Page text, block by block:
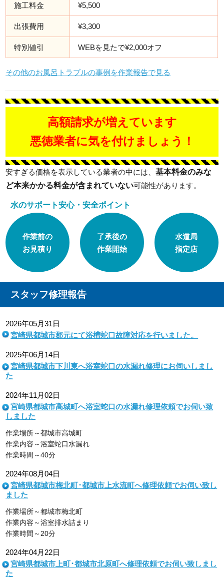
施工料金 ¥5,500
出張費用 ¥3,300
特別値引 WEBを見たで¥2,000オフ
その他のお風呂トラブルの事例を作業報告で見る
高額請求が増えています
悪徳業者に気を付けましょう！
安すぎる価格を表示している業者の中には、基本料金のみな
ど本来かかる料金が含まれていない可能性があります。
水のサポート安心・安全ポイント
作業前の
お見積り
了承後の
作業開始
水道局
指定店
スタッフ修理報告
2026年05月31日
宮崎県都城市郡元にて浴槽蛇口故障対応を行いました。
2025年06月14日
宮崎県都城市下川東へ浴室蛇口の水漏れ修理にお伺いしまし
た
2024年11月02日
宮崎県都城市高城町へ浴室蛇口の水漏れ修理依頼でお伺い致
しました
作業場所～都城市高城町
作業内容～浴室蛇口水漏れ
作業時間～40分
2024年08月04日
宮崎県都城市梅北町･都城市上水流町へ修理依頼でお伺い致し
ました
作業場所～都城市梅北町
作業内容～浴室排水詰まり
作業時間～20分
2024年04月22日
宮崎県都城市上町･都城市北原町へ修理依頼でお伺い致しまし
た